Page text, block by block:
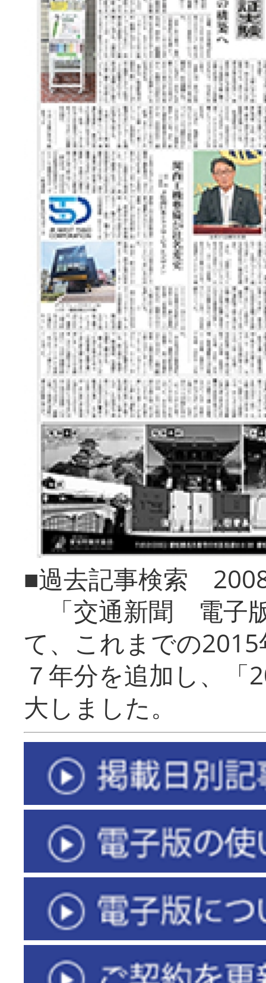
■過去記事検索
「交通新聞 電子
て、これまでの
７年分を追加し、「
大しまし